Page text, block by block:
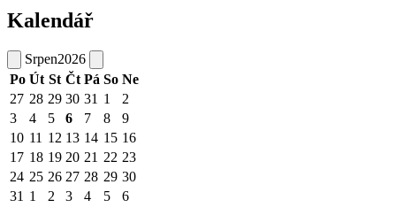
Kalendář
Srpen2026
Po Út St Čt Pá So Ne
27 28 29 30 31 1
2
3
4 5 6 7 8
9
10 11 12 13 14 15 16
17 18 19 20 21 22 23
24 25 26 27 28 29 30
31 1 2 3 4 5 6